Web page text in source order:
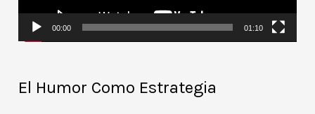
d
u
t
00:00 01:10
El Humor Como Estrategia